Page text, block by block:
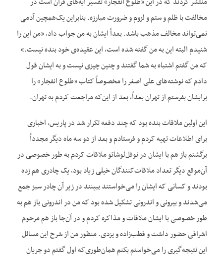
مخالفت با ظلم و ستم و لزوم و ضرورت مبارزه. بنابراین یک‌همچین آدمی
نمی‌تواند مخالف مذهب باشد. بعداً ایشان به من جواب داد، «من این را
شنیدم البته این به من گفته شده است، این عقیده‌ی خود بنده نیست.»
که من گفتم اشتباه به شما گفتند و چنین چیزی نیست و به ایشان قول
دادم که نوشته‌های علی اصغر را مخصوصاً کتاب «طلوع انفجار» را
برایشان بفرستم از تهران بعداً، بعد از این‌که مراجعت کردم به تهران.
این اولین ملاقات بنده بود که چند دفعه تکرار شد در پاریس، اخباری
برای اطلاعات تهیه کردم و فرستادم و بعد از دو سه ماه دیگر مجدداً
برگشتم باز هم با ایشان در نوفل‌لوشاتو ملاقات کردم به طور خصوصی در
آن‌موقع دیگر تعداد ملاقات‌کنندگان خیلی زیاد بود، یک چادری هم زده
بودند و کسانی که ایشان را می‌خواستند ببینند در زیر آن چادر سبز جمع
می‌شدند و بیرونی و اندرونی تشکیل شده بود که من در اندرونی باز هم به
طور خصوصی با ایشان ملاقات و مذاکره کردم و در آن‌جا باز هم مرحوم
اشراقی حضور داشت و قطب‌زاده و یزدی. منظور من از شرح این مسائل
این نتیجه‌گیری را می‌خواستم بکنم همان‌طوری‌که اول گفتم دو جریان